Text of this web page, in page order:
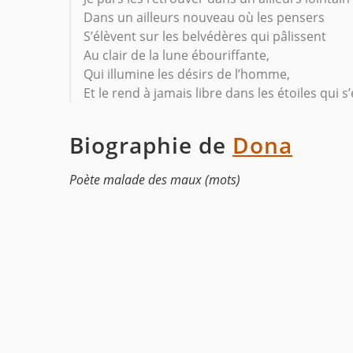
Dans un ailleurs nouveau où les pensers
S’élèvent sur les belvédères qui pâlissent
Au clair de la lune ébouriffante,
Qui illumine les désirs de l’homme,
Et le rend à jamais libre dans les étoiles qui
Biographie de Dona
Poète malade des maux (mots)